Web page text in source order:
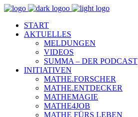
START
AKTUELLES
MELDUNGEN
VIDEOS
SUMMA – DER PODCAST
INITIATIVEN
MATHE.FORSCHER
MATHE.ENTDECKER
MATHEMAGIE
MATHE4JOB
MATHE FÜRS LEBEN